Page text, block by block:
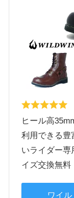
ヒール高
利用できる豊
いライダー専
イズ交換無料
ワイ